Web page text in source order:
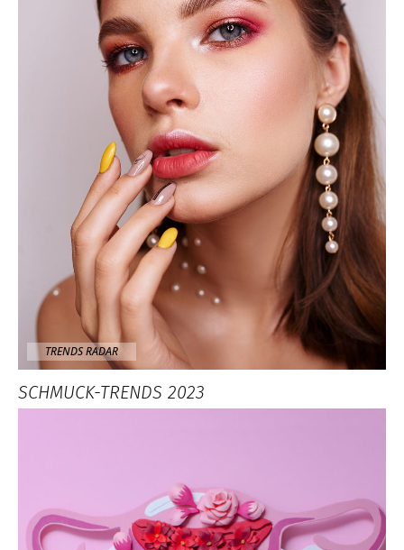
TRENDS RADAR
SCHMUCK-TRENDS 2023